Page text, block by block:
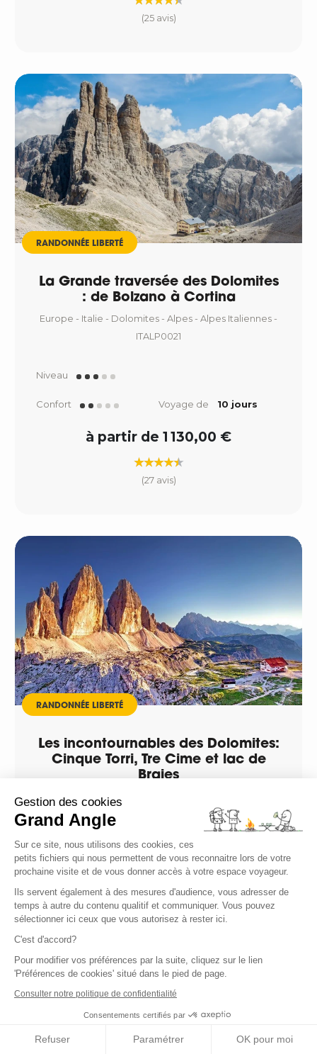
Gestion des cookies
Grand Angle
Sur ce site, nous utilisons des cookies, ces
petits fichiers qui nous permettent de vous reconnaitre lors de votre
prochaine visite et de vous donner accès à votre espace voyageur.
Ils servent également à des mesures d'audience, vous adresser de
temps à autre du contenu qualitif et communiquer. Vous pouvez
sélectionner ici ceux que vous autorisez à rester ici.
C'est d'accord?
Pour modifier vos préférences par la suite, cliquez sur le lien
'Préférences de cookies' situé dans le pied de page.
Consulter notre politique de confidentialité
Consentements certifiés par
Refuser Paramétrer OK pour moi
(25 avis)
RANDONNÉE LIBERTÉ
La Grande traversée des Dolomites
: de Bolzano à Cortina
Europe - Italie - Dolomites - Alpes - Alpes Italiennes -
ITALP0021
Niveau
Confort Voyage de 10 jours
à partir de 1 130,00 €
(27 avis)
RANDONNÉE LIBERTÉ
Les incontournables des Dolomites:
Cinque Torri, Tre Cime et lac de
Braies
Europe - Italie - Dolomites - Alpes - Alpes Italiennes -
Niveau
à partir de 770,00 €
(11 avis)